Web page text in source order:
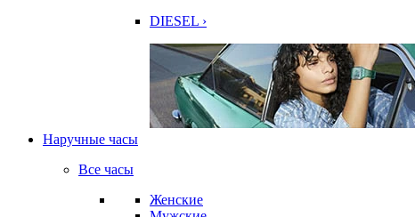
DIESEL ›
Наручные часы
Все часы
Женские